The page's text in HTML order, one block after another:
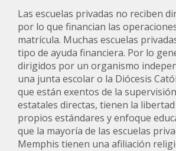
Las escuelas privadas no reciben
por lo que financian las
matrícula. Muchas escuelas
tipo de ayuda financiera. Por lo
dirigidos por un organismo
una junta escolar o la Diócesis
que están exentos de la
estatales directas, tienen la
propios estándares y enfoque
que la mayoría de las escuelas
Memphis tienen una afiliación